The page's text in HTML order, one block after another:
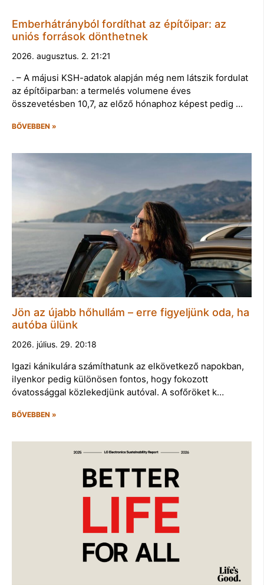
Emberhátrányból fordíthat az építőipar: az
uniós források dönthetnek
2026. augusztus. 2. 21:21
. – A májusi KSH-adatok alapján még nem látszik fordulat
az építőiparban: a termelés volumene éves
összevetésben 10,7, az előző hónaphoz képest pedig …
BŐVEBBEN »
Jön az újabb hőhullám – erre figyeljünk oda, ha
autóba ülünk
2026. július. 29. 20:18
Igazi kánikulára számíthatunk az elkövetkező napokban,
ilyenkor pedig különösen fontos, hogy fokozott
óvatossággal közlekedjünk autóval. A sofőröket k…
BŐVEBBEN »